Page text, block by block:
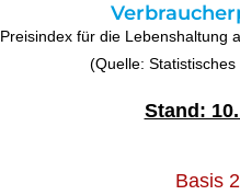
Preisindex für die Lebenshaltung
(Quelle:
Stand:
Basis